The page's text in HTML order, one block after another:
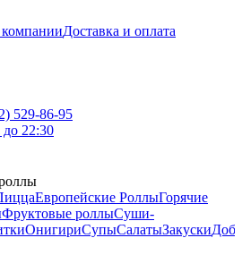
Доставка и оплата
529-86-95
до 22:30
Европейские РоллыГорячие
Фруктовые роллыСуши-
ОнигириСупыСалатыЗакуски